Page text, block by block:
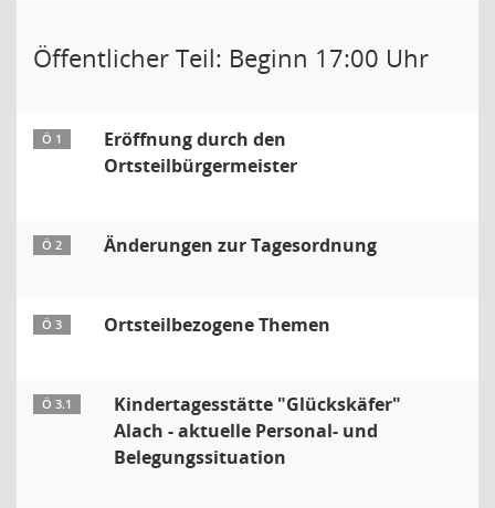
Öffentlicher Teil: Beginn 17:00 Uhr
Ö 1
Eröffnung durch den
Ortsteilbürgermeister
Ö 2 Änderungen zur Tagesordnung
Ö 3 Ortsteilbezogene Themen
Ö 3.1
Kindertagesstätte "Glückskäfer"
Alach - aktuelle Personal- und
Belegungssituation